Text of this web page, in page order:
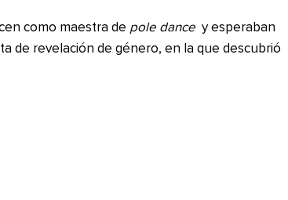
como maestra de pole dance y esperaban
de revelación de género, en la que descubrió